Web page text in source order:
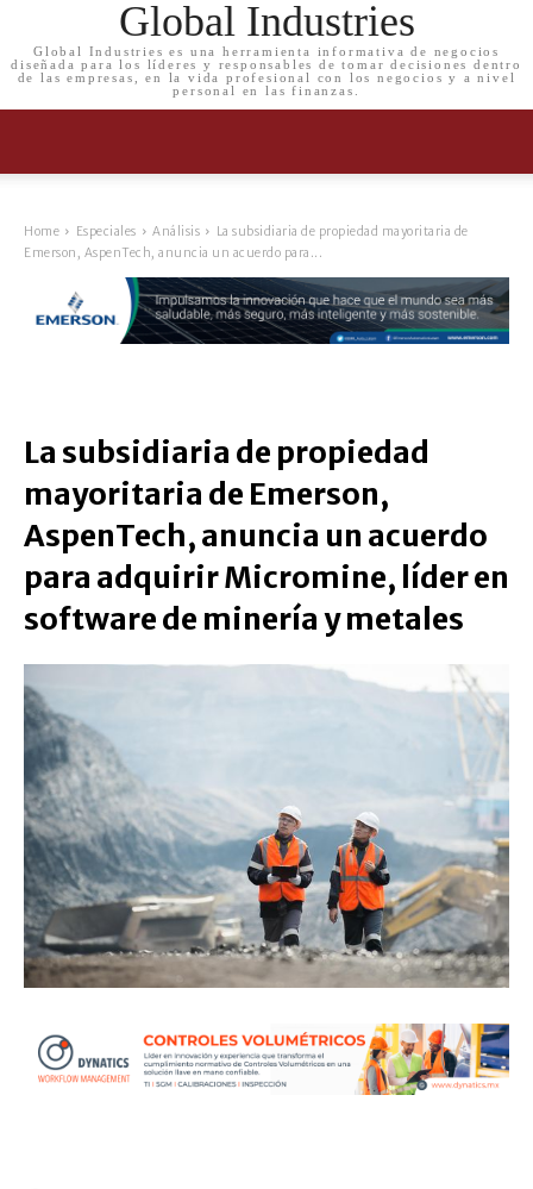
Global Industries
Global Industries es una herramienta informativa de negocios
diseñada para los líderes y responsables de tomar decisiones dentro
de las empresas, en la vida profesional con los negocios y a nivel
personal en las finanzas.
Home Especiales Análisis
La subsidiaria de propiedad mayoritaria de
Emerson, AspenTech, anuncia un acuerdo para...
La subsidiaria de propiedad
mayoritaria de Emerson,
AspenTech, anuncia un acuerdo
para adquirir Micromine, líder en
software de minería y metales